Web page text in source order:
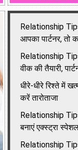
Relationship
आपका पार्टनर, तो
Relationship
वीक की तैयारी,
धीरे-धीरे रिश्ते में
करें तारोताजा
Relationship
बनाएं एक्स्ट्रा
Relationship